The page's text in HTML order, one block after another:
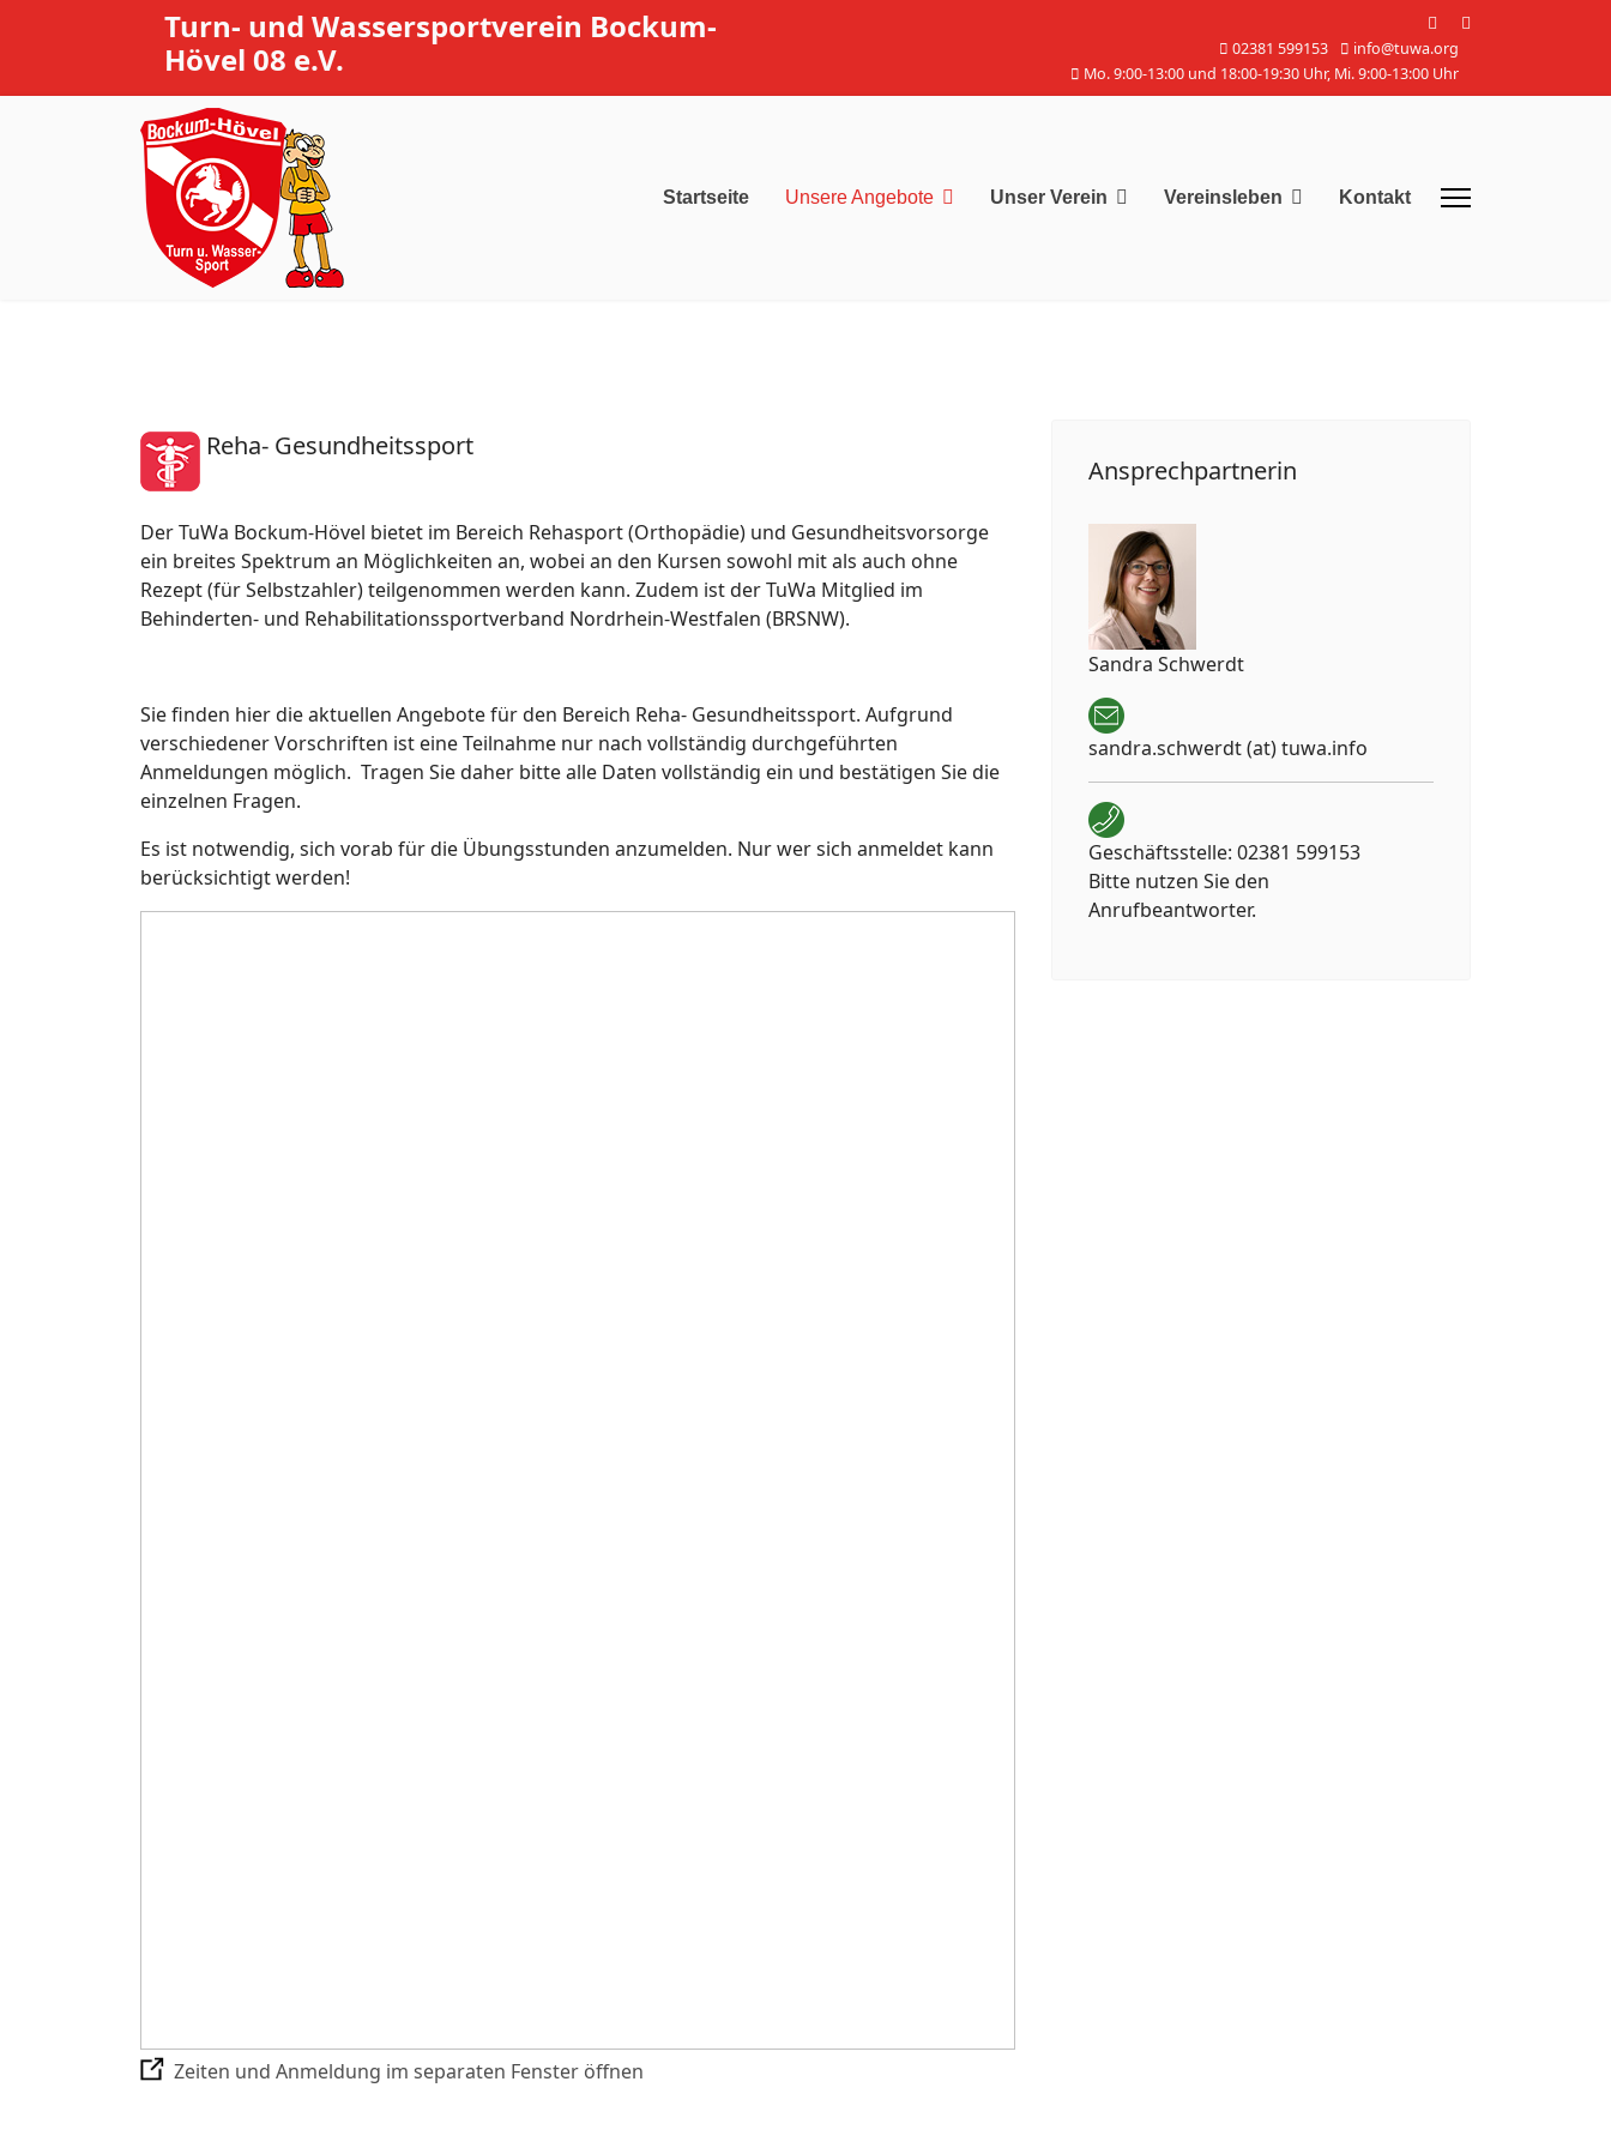
Turn- und Wassersportverein Bockum-
Hövel 08 e.V.
02381 599153
info@tuwa.org
Mo. 9:00-13:00 und 18:00-19:30 Uhr, Mi. 9:00-13:00 Uhr
Startseite Unsere Angebote Unser Verein Vereinsleben Kontakt
Reha- Gesundheitssport
Der TuWa Bockum-Hövel bietet im Bereich Rehasport (Orthopädie) und Gesundheitsvorsorge
ein breites Spektrum an Möglichkeiten an, wobei an den Kursen sowohl mit als auch ohne
Rezept (für Selbstzahler) teilgenommen werden kann. Zudem ist der TuWa Mitglied im
Behinderten- und Rehabilitationssportverband Nordrhein-Westfalen (BRSNW).
Sie finden hier die aktuellen Angebote für den Bereich Reha- Gesundheitssport. Aufgrund
verschiedener Vorschriften ist eine Teilnahme nur nach vollständig durchgeführten
Anmeldungen möglich. Tragen Sie daher bitte alle Daten vollständig ein und bestätigen Sie die
einzelnen Fragen.
Es ist notwendig, sich vorab für die Übungsstunden anzumelden. Nur wer sich anmeldet kann
berücksichtigt werden!
Zeiten und Anmeldung im separaten Fenster öffnen
Ansprechpartnerin
Sandra Schwerdt
sandra.schwerdt (at) tuwa.info
Geschäftsstelle: 02381 599153
Bitte nutzen Sie den
Anrufbeantworter.